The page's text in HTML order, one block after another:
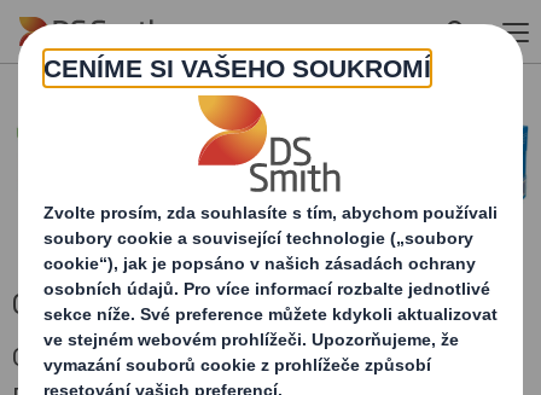
Skip to main content
Cases
Oddělení spotřebitelských obalů společnosti